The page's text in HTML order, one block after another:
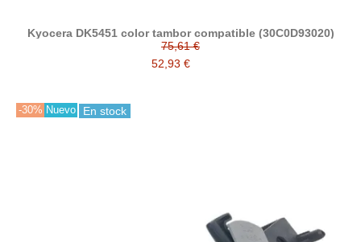
Kyocera DK5451 color tambor compatible (30C0D93020)
75,61 €
52,93 €
-30% Nuevo En stock